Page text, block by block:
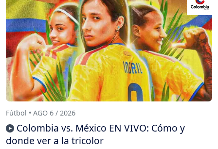
Fútbol • AGO 6 / 2026
Colombia vs. México EN VIVO: Cómo y
donde ver a la tricolor